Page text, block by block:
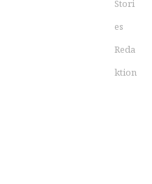
Stori
es
Reda
ktion